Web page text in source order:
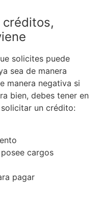
solicites puede
sea de manera
manera negativa si
bien, debes tener en
un crédito:
cargos
pagar